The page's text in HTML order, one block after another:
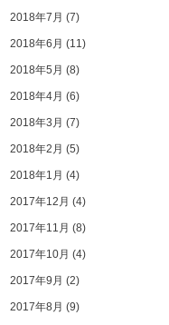
2018年7月 (7)
2018年6月 (11)
2018年5月 (8)
2018年4月 (6)
2018年3月 (7)
2018年2月 (5)
2018年1月 (4)
2017年12月 (4)
2017年11月 (8)
2017年10月 (4)
2017年9月 (2)
2017年8月 (9)